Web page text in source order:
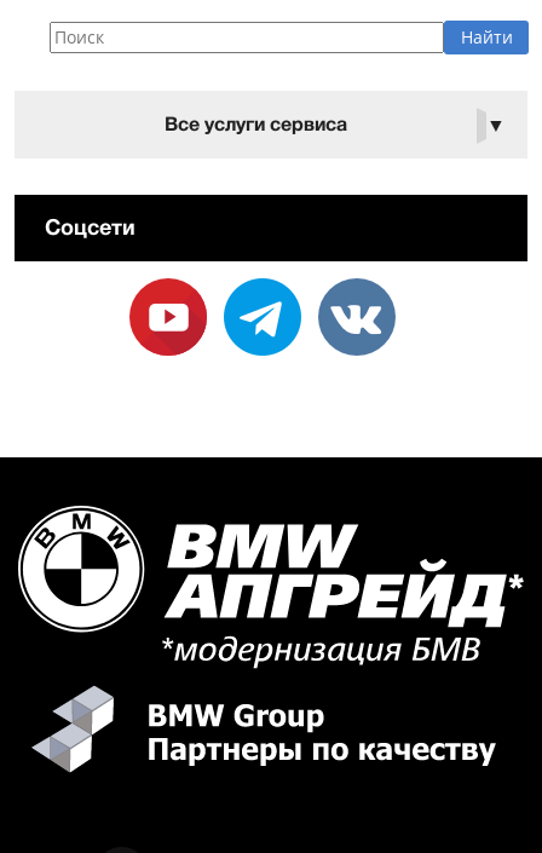
Все услуги сервиса ▼
Соцсети